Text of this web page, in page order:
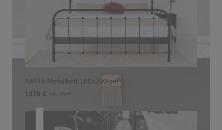
AMITA Metallbett 160x200 cm
1070 €
inkl. MwSt.